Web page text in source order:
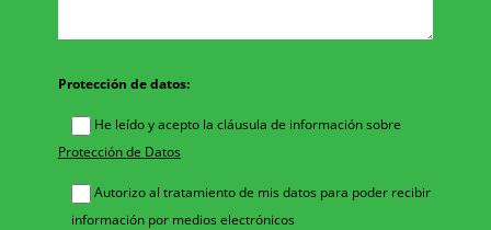
Protección de datos:
He leído y acepto la cláusula de información sobre
Protección de Datos
Autorizo al tratamiento de mis datos para poder recibir
información por medios electrónicos